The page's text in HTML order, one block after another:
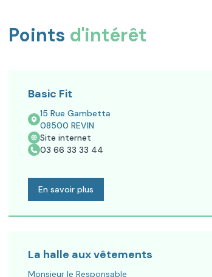
Points d'intérêt
Basic Fit
15 Rue Gambetta
08500 REVIN
Site internet
03 66 33 33 44
En savoir plus
La halle aux vêtements
Monsieur le Responsable